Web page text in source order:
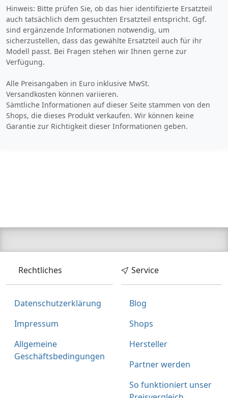
Lieferung
3-5 Werktage
Zum Angebot
Produktinformationen des Anbieters
Hinweis: Bitte prüfen Sie, ob das hier identifizierte Ersatzteil
auch tatsächlich dem gesuchten Ersatzteil entspricht. Ggf.
sind ergänzende Informationen notwendig, um
sicherzustellen, dass das gewählte Ersatzteil auch für ihr
Modell passt. Bei Fragen stehen wir Ihnen gerne zur
Verfügung.
Alle Preisangaben in Euro inklusive MwSt.
Versandkosten können variieren.
Sämtliche Informationen auf dieser Seite stammen von den
Shops, die dieses Produkt verkaufen. Wir können keine
Garantie zur Richtigkeit dieser Informationen geben.
Rechtliches
Datenschutzerklärung
Impressum
Allgemeine
Geschäftsbedingungen
Service
Blog
Shops
Hersteller
Partner werden
So funktioniert unser